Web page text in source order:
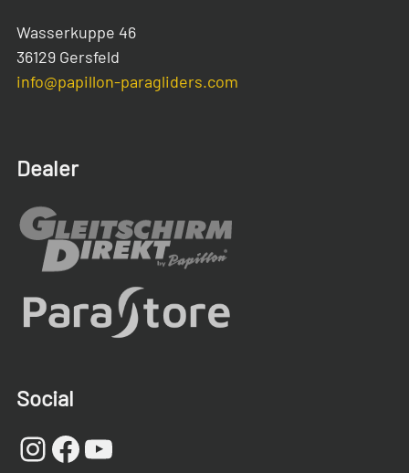
Wasserkuppe 46
36129 Gersfeld
info@papillon-paragliders.com
Dealer
Social
Instagram
Facebook
YouTube